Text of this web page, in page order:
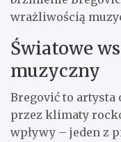
wrażliwością
Światowe
muzyczny
Bregović to artysta
przez klimaty
wpływy – jeden z